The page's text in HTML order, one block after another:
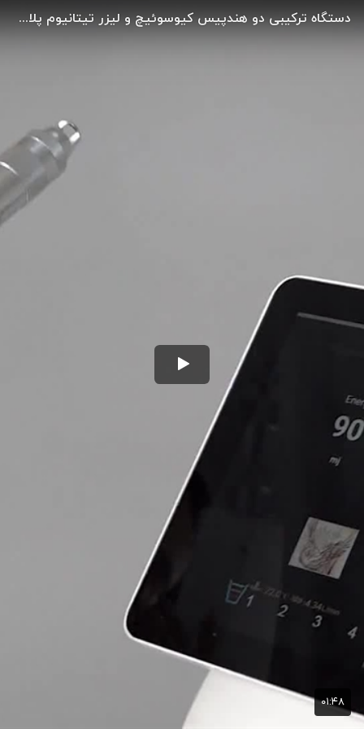
دستگاه ترکیبی دو هندپیس کیوسوئیچ و لیزر تیتانیوم پلاس
۰۱:۴۸